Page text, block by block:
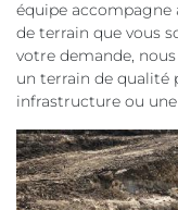
équipe
de terrain que vous
votre demande,
un terrain de qualité
infrastructure ou